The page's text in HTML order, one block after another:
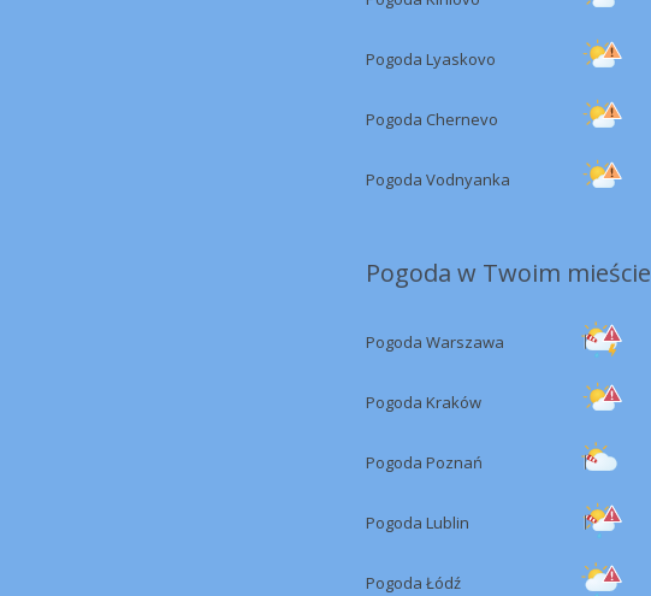
Pogoda Lyaskovo
Pogoda Chernevo
Pogoda Vodnyanka
Pogoda w Twoim mieście
Pogoda Warszawa
Pogoda Kraków
Pogoda Poznań
Pogoda Lublin
Pogoda Łódź